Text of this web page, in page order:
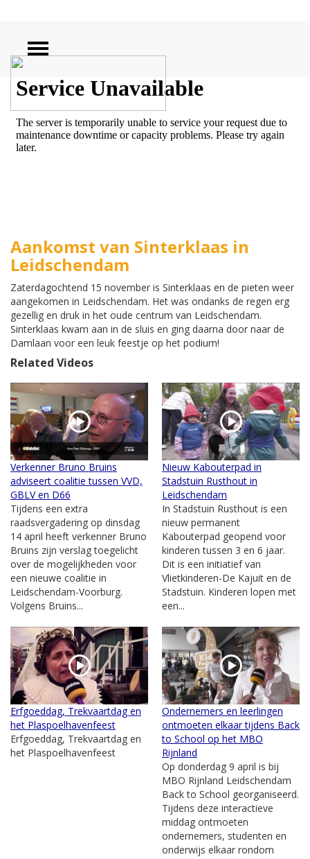
ZOEKEN
Aankomst van Sinterklaas in
Leidschendam
Zaterdagochtend 15 november is Sinterklaas en de pieten weer
aangekomen in Leidschendam. Het was ondanks de regen erg
gezellig en druk in het oude centrum van Leidschendam.
Sinterklaas kwam aan in de sluis en ging daarna door naar de
Damlaan voor een leuk feestje op het podium!
Related Videos
Verkenner Bruno Bruins
adviseert coalitie tussen VVD,
GBLV en D66
Tijdens een extra
raadsvergadering op dinsdag
14 april heeft verkenner Bruno
Bruins zijn verslag toegelicht
over de mogelijkheden voor
een nieuwe coalitie in
Leidschendam-Voorburg.
Volgens Bruins...
Nieuw Kabouterpad in
Stadstuin Rusthout in
Leidschendam
In Stadstuin Rusthout is een
nieuw permanent
Kabouterpad geopend voor
kinderen tussen 3 en 6 jaar.
Dit is een initiatief van
Vlietkinderen-De Kajuit en de
Stadstuin. Kinderen lopen met
een...
Erfgoeddag, Trekvaartdag en
het Plaspoelhavenfeest
Erfgoeddag, Trekvaartdag en
het Plaspoelhavenfeest
Ondernemers en leerlingen
ontmoeten elkaar tijdens Back
to School op het MBO
Rijnland
Op donderdag 9 april is bij
MBO Rijnland Leidschendam
Back to School georganiseerd.
Tijdens deze interactieve
middag ontmoeten
ondernemers, studenten en
onderwijs elkaar rondom